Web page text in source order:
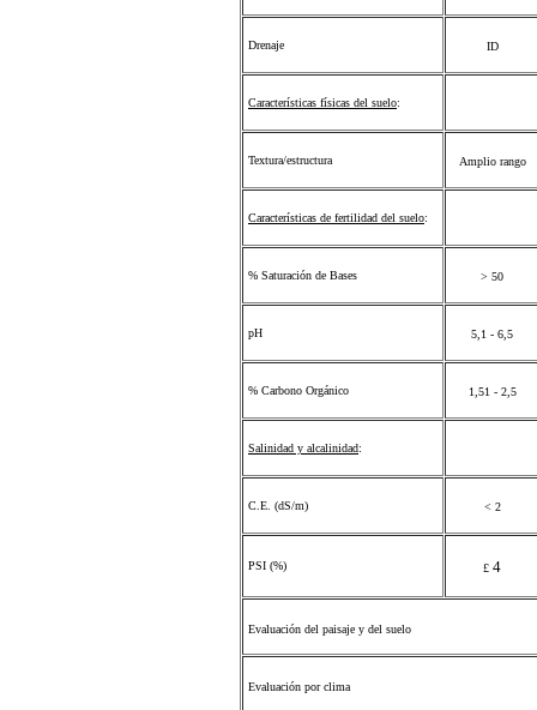
Drenaje ID
Características físicas del suelo:
Textura/estructura Amplio rango
Características de fertilidad del suelo:
% Saturación de Bases > 50
pH 5,1 - 6,5
% Carbono Orgánico 1,51 - 2,5
Salinidad y alcalinidad:
C.E. (dS/m) < 2
PSI (%) £ 4
Evaluación del paisaje y del suelo
Evaluación por clima